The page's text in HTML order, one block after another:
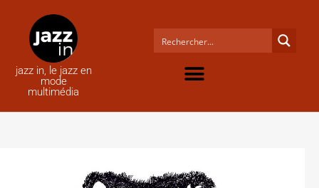
jazz in, le jazz en
mode
multimédia